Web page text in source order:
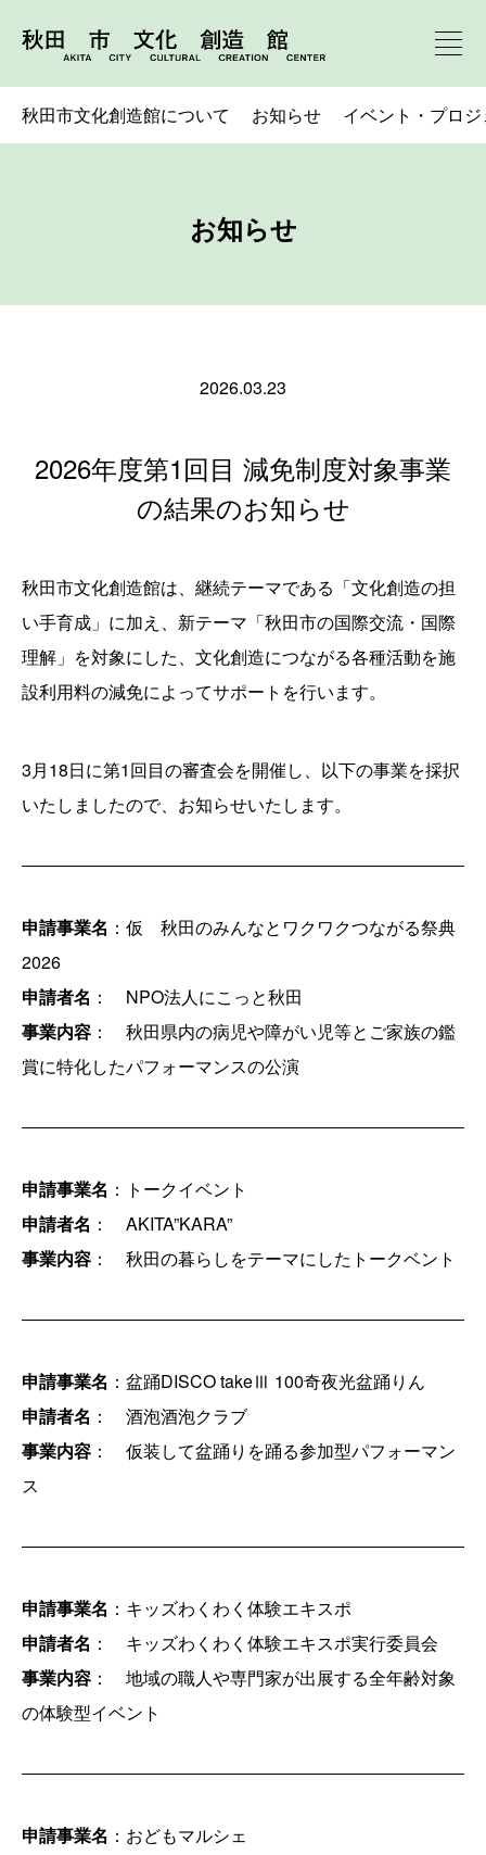
秋田市文化創造館について お知らせ イベント・プロ
お知らせ
2026.03.23
2026年度第1回目 減免制度対象事業
の結果のお知らせ
秋田市文化創造館は、継続テーマである「文化創造の担
い手育成」に加え、新テーマ「秋田市の国際交流・国際
理解」を対象にした、文化創造につながる各種活動を施
設利用料の減免によってサポートを行います。
3月18日に第1回目の審査会を開催し、以下の事業を採択
いたしましたので、お知らせいたします。
申請事業名 ：仮 秋田のみんなとワクワクつながる祭典
2026
申請者名 ： NPO法人にこっと秋田
事業内容 ： 秋田県内の病児や障がい児等とご家族の鑑
賞に特化したパフォーマンスの公演
申請事業名 ：トークイベント
申請者名 ： AKITA”KARA”
事業内容 ： 秋田の暮らしをテーマにしたトークベント
申請事業名 ：盆踊DISCO takeⅢ 100奇夜光盆踊りん
申請者名 ： 酒泡酒泡クラブ
事業内容 ： 仮装して盆踊りを踊る参加型パフォーマン
ス
申請事業名 ：キッズわくわく体験エキスポ
申請者名 ： キッズわくわく体験エキスポ実行委員会
事業内容 ： 地域の職人や専門家が出展する全年齢対象
の体験型イベント
申請事業名 ：おどもマルシェ